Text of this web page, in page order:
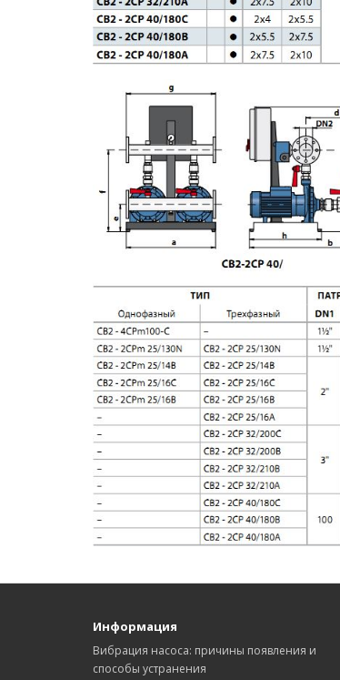
Информация
Вибрация насоса: причины появления и
способы устранения